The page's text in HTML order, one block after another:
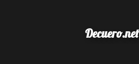
Decuero.net